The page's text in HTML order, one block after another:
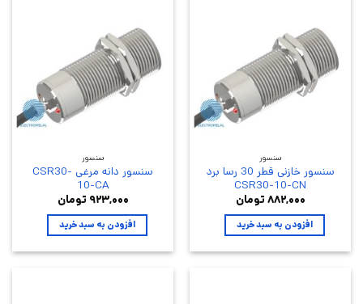
سنسور
سنسور خازنی قطر 30 رسا برد
CSR30-10-CN
۸۸۲,۰۰۰ تومان
افزودن به سبد خرید
سنسور
سنسور دانه مرغی CSR30-
10-CA
۹۲۳,۰۰۰ تومان
افزودن به سبد خرید